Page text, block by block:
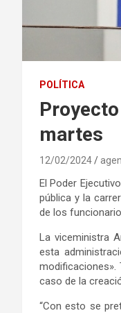
POLÍTICA
martes
12/02/2024
El Poder
pública y la
de los
La viceministra
esta
modificaciones».
caso de la
“Con esto se